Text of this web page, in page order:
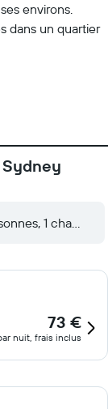
environs.
dans un quartier
1 chambre
73 €
nuit, frais inclus